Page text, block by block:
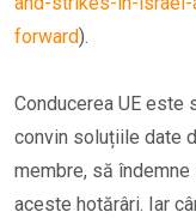
forward).
Conducerea UE este
convin soluțiile date
membre, să
aceste hotărâri. Iar